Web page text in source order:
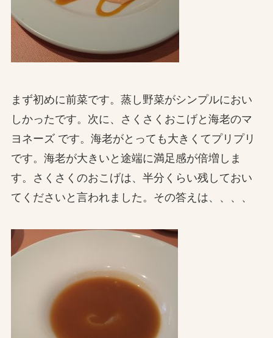
まず初めに前菜です。蒸し野菜がシンプルにおい
しかったです。次に、さくさくおこげと海老のマ
ヨネーズ です。海老がとっても大きくてプリプリ
です。海老が大きいと途端に満足感が倍増しま
す。さくさくのおこげは、半分くらい残しておい
てくださいと言われました。その答えは、、、、